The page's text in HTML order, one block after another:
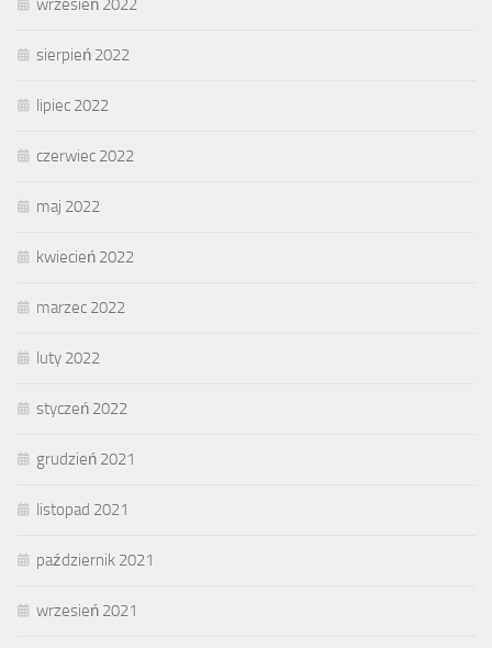
wrzesień 2022
sierpień 2022
lipiec 2022
czerwiec 2022
maj 2022
kwiecień 2022
marzec 2022
luty 2022
styczeń 2022
grudzień 2021
listopad 2021
październik 2021
wrzesień 2021